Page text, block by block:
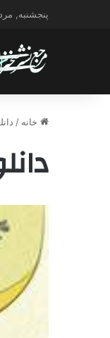
پنجشنبه, مرداد ۱۵
خانه /